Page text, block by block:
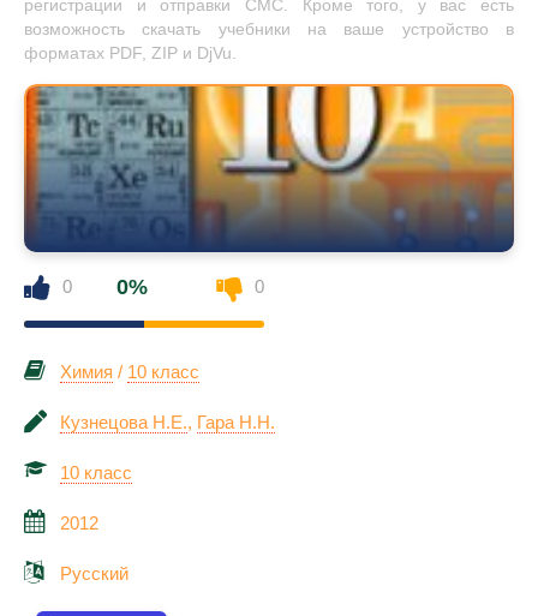
регистрации и отправки СМС. Кроме того, у вас есть
возможность скачать учебники на ваше устройство в
форматах PDF, ZIP и DjVu.
0 0% 0
Химия / 10 класс
Кузнецова Н.Е., Гара Н.Н.
10 класс
2012
Русский